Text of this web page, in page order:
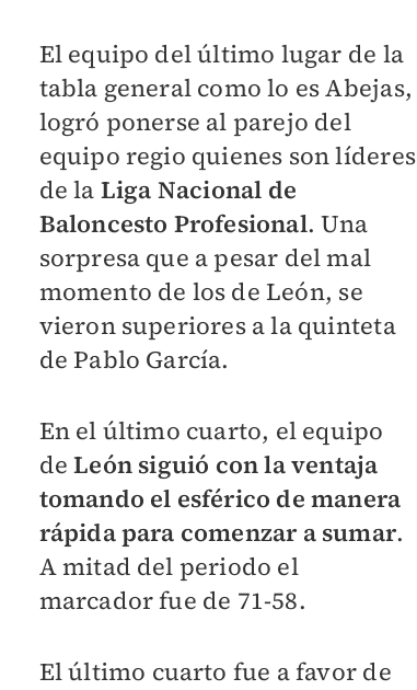
El equipo del último lugar de la
tabla general como lo es Abejas,
logró ponerse al parejo del
equipo regio quienes son líderes
de la Liga Nacional de
Baloncesto Profesional. Una
sorpresa que a pesar del mal
momento de los de León, se
vieron superiores a la quinteta
de Pablo García.
En el último cuarto, el equipo
deLeón siguió con la ventaja
tomando el esférico de manera
rápida para comenzar a sumar.
A mitad del periodo el
marcador fue de 71-58.
El último cuarto fue a favor de